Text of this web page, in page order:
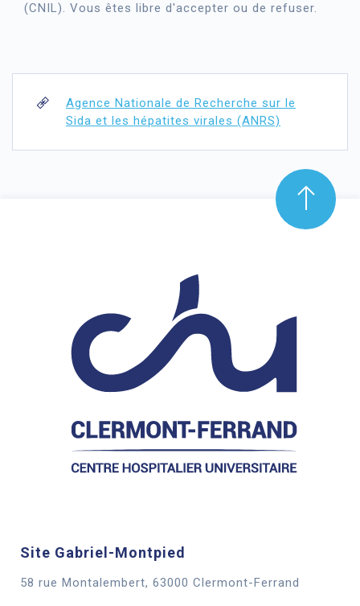
(CNIL). Vous êtes libre d'accepter ou de refuser.
Agence Nationale de Recherche sur le
Sida et les hépatites virales (ANRS)
Site Gabriel-Montpied
58 rue Montalembert, 63000 Clermont-Ferrand